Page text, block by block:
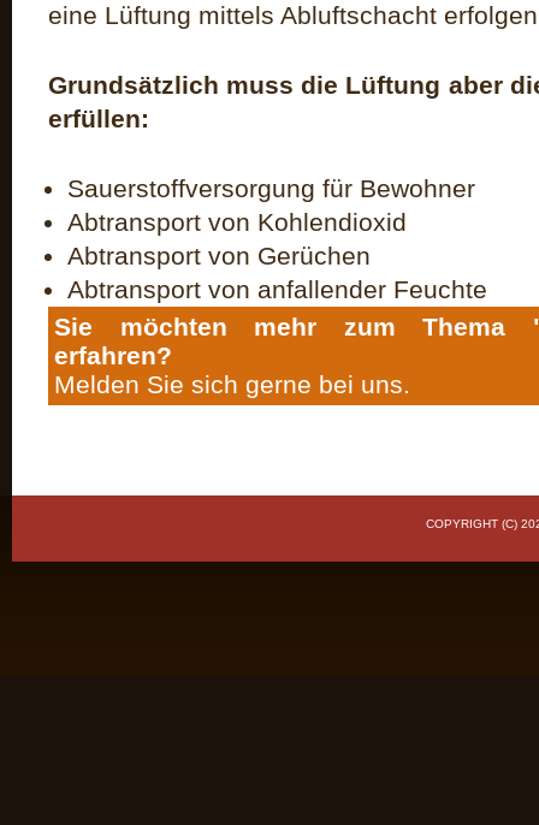
eine Lüftung mittels Abluftschacht
Grundsätzlich muss die Lüftung aber
erfüllen:
Sauerstoffversorgung für Bewohner
Abtransport von Kohlendioxid
Abtransport von Gerüchen
Abtransport von anfallender Feuchte
Sie möchten mehr zum Thema
erfahren?
Melden Sie sich gerne bei uns.
COPYRIGHT (C)